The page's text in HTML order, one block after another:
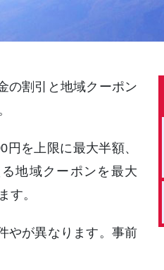
の割引と地域クーポン
を上限に最大半額、
地域クーポンを最大
す。
やが異なります。事前